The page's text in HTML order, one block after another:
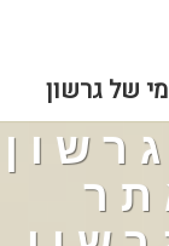
של גרשון